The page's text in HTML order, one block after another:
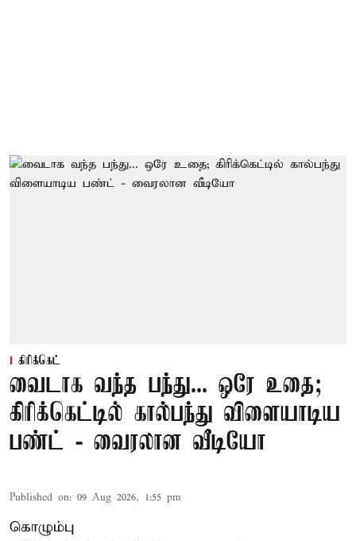
கிரிக்கெட்
வைடாக வந்த பந்து... ஒரே உதை;
கிரிக்கெட்டில் கால்பந்து விளையாடிய
பண்ட் - வைரலான வீடியோ
Published on: 09 Aug 2026, 1:55 pm
கொழும்பு